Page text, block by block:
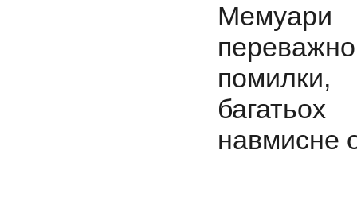
Мемуари
навмисне